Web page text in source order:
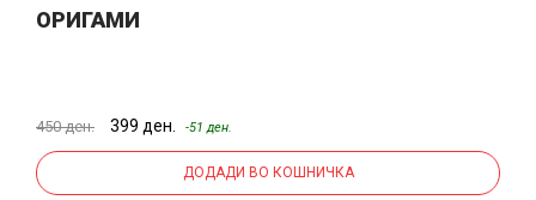
ОРИГАМИ
450 ден. 399 ден. -51 ден.
ДОДАДИ ВО КОШНИЧКА